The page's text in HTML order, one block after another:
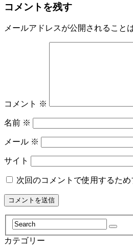
コメントを残す
メールアドレスが公開されること
コメント ※
名前 ※
メール ※
サイト
次回のコメントで使用するた
カテゴリー